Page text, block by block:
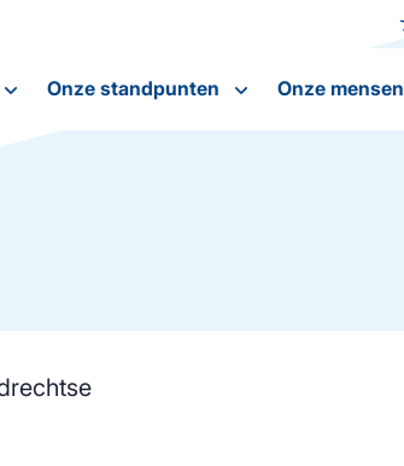
Onze standpunten Onze mensen